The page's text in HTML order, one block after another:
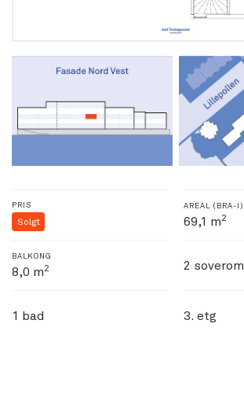
PRIS
Solgt
AREAL (BRA-I)
69,1 m2
BALKONG
8,0 m2 2 soverom
1 bad 3. etg